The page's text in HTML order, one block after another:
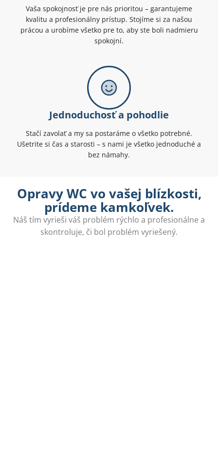
Vaša spokojnosť je pre nás prioritou – garantujeme
kvalitu a profesionálny prístup. Stojíme si za našou
prácou a urobíme všetko pre to, aby ste boli nadmieru
spokojní.
Jednoduchosť a pohodlie
Stačí zavolať a my sa postaráme o všetko potrebné.
Ušetrite si čas a starosti – s nami je všetko jednoduché a
bez námahy.
Opravy WC vo vašej blízkosti,
prídeme kamkoľvek.
Náš tím vyrieši váš problém rýchlo a profesionálne a
skontroluje, či bol problém vyriešený.